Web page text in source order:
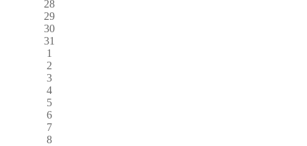
28
29
30
31
1
2
3
4
5
6
7
8